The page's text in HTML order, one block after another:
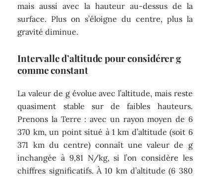
mais aussi avec la hauteur au-dessus de la
surface. Plus on s’éloigne du centre, plus la
gravité diminue.
Intervalle d’altitude pour considérer g
comme constant
La valeur de g évolue avec l’altitude, mais reste
quasiment stable sur de faibles hauteurs.
Prenons la Terre : avec un rayon moyen de 6
370 km, un point situé à 1 km d’altitude (soit 6
371 km du centre) connaît une valeur de g
inchangée à 9,81 N/kg, si l’on considère les
chiffres significatifs. À 10 km d’altitude (6 380